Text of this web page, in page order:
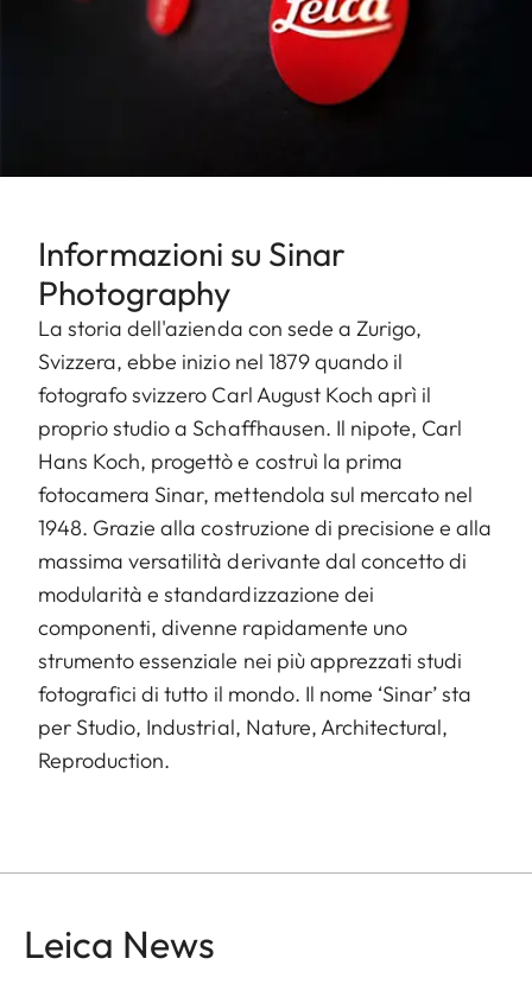
Informazioni su Sinar
Photography
La storia dell'azienda con sede a Zurigo,
Svizzera, ebbe inizio nel 1879 quando il
fotografo svizzero Carl August Koch aprì il
proprio studio a Schaffhausen. Il nipote, Carl
Hans Koch, progettò e costruì la prima
fotocamera Sinar, mettendola sul mercato nel
1948. Grazie alla costruzione di precisione e alla
massima versatilità derivante dal concetto di
modularità e standardizzazione dei
componenti, divenne rapidamente uno
strumento essenziale nei più apprezzati studi
fotografici di tutto il mondo. Il nome ‘Sinar’ sta
per Studio, Industrial, Nature, Architectural,
Reproduction.
Leica News